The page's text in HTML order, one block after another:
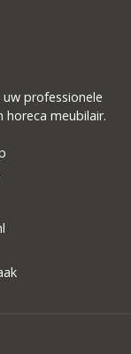
professionele
horeca meubilair.